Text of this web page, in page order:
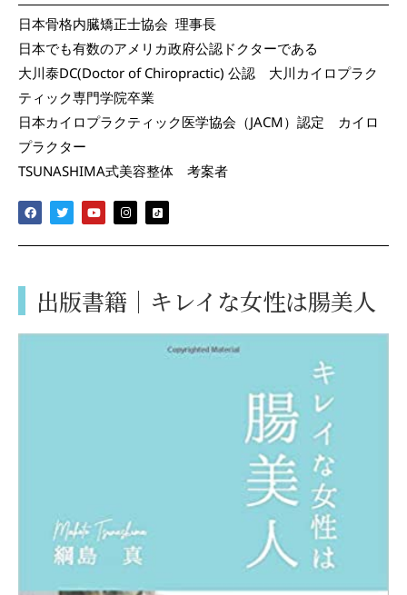
日本骨格内臓矯正士協会 理事長
日本でも有数のアメリカ政府公認ドクターである
大川泰DC(Doctor of Chiropractic) 公認 大川カイロプラク
ティック専門学院卒業
日本カイロプラクティック医学協会（JACM）認定 カイロ
プラクター
TSUNASHIMA式美容整体 考案者
出版書籍｜キレイな女性は腸美人